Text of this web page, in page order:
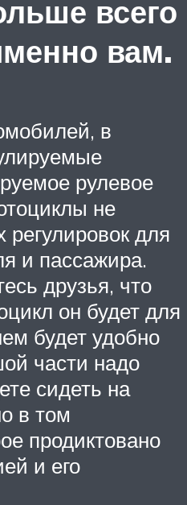
всего
вам.
в
рулевое
не
для
и пассажира.
друзья, что
он будет для
будет удобно
части надо
сидеть на
в том
продиктовано
и его